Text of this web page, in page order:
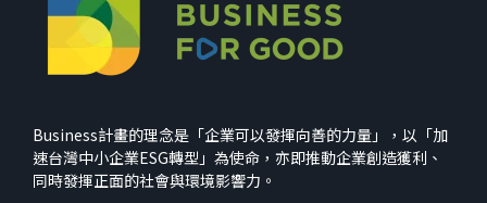
Business計畫的理念是「企業可以發揮向善的力量」，以「加
速台灣中小企業ESG轉型」為使命，亦即推動企業創造獲利、
同時發揮正面的社會與環境影響力。